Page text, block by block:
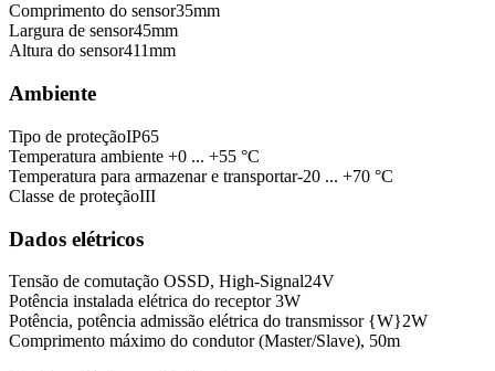
Comprimento do sensor35mm
Largura de sensor45mm
Altura do sensor411mm
Ambiente
Tipo de proteçãoIP65
Temperatura ambiente +0 ... +55 °C
Temperatura para armazenar e transportar-20 ... +70 °C
Classe de proteçãoIII
Dados elétricos
Tensão de comutação OSSD, High-Signal24V
Potência instalada elétrica do receptor3W
Potência, potência admissão elétrica do transmissor {W}2W
Comprimento máximo do condutor (Master/Slave), 50m